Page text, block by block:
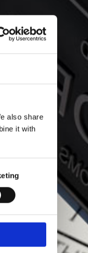
also share
it with